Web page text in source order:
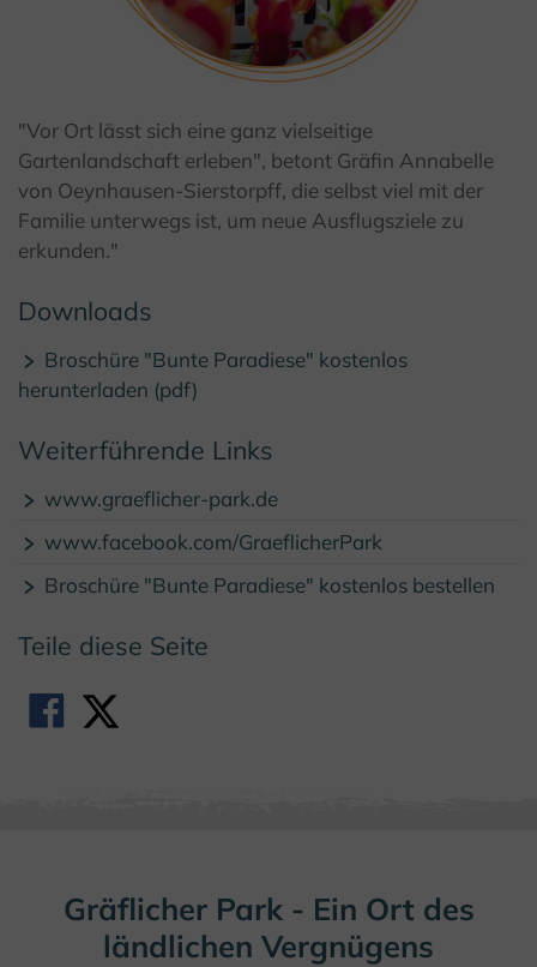
© Kulturland Kreis Höxter / I. Jansen
"Vor Ort lässt sich eine ganz vielseitige
Gartenlandschaft erleben", betont Gräfin Annabelle
von Oeynhausen-Sierstorpff, die selbst viel mit der
Familie unterwegs ist, um neue Ausflugsziele zu
erkunden."
Downloads
Broschüre "Bunte Paradiese" kostenlos
herunterladen (pdf)
Weiterführende Links
www.graeflicher-park.de
www.facebook.com/GraeflicherPark
Broschüre "Bunte Paradiese" kostenlos bestellen
Teile diese Seite
Gräflicher Park - Ein Ort des
ländlichen Vergnügens